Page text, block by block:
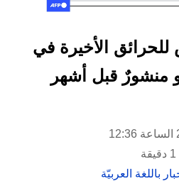
للحرائق الأخيرة في
منشورٌ قبل أشهر
باللغة العربيّة